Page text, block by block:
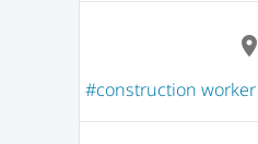
location_on
#construction worker